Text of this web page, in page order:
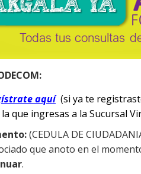
aquí (si ya te
que ingresas a la Sucursal
(CEDULA DE
que anoto en el
.